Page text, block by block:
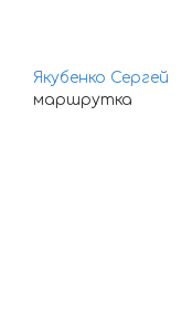
Якубенко Сергей
маршрутка